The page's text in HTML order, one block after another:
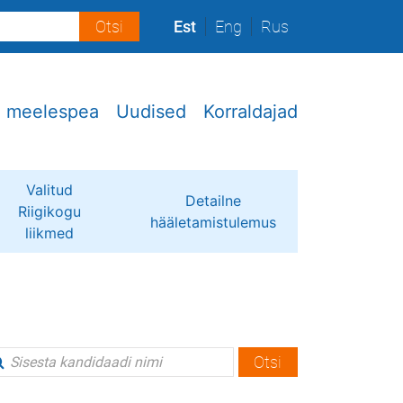
Est Eng Rus
meelespea Uudised Korraldajad
Valitud
Riigikogu
liikmed
Detailne
hääletamistulemus
Otsi